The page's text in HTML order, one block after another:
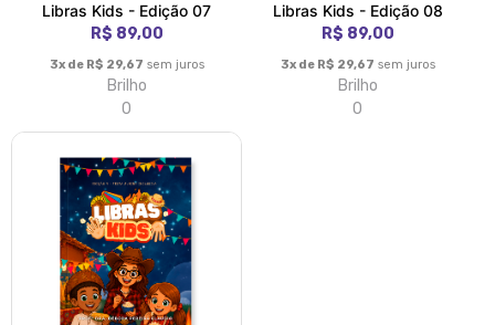
Libras Kids - Edição 07
R$ 89,00
3x de R$ 29,67 sem juros
Brilho
0
Libras Kids - Edição 08
R$ 89,00
3x de R$ 29,67 sem juros
Brilho
0